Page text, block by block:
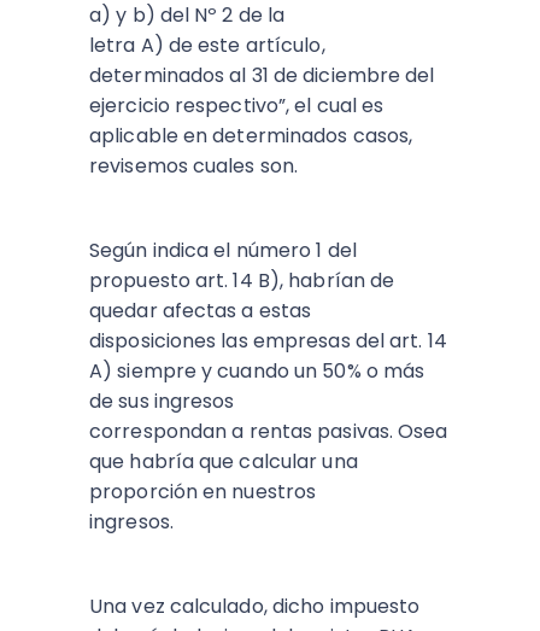
a) y b) del Nº 2 de la
letra A) de este artículo,
determinados al 31 de diciembre del
ejercicio respectivo”, el cual es
aplicable en determinados casos,
revisemos cuales son.
Según indica el número 1 del
propuesto art. 14 B), habrían de
quedar afectas a estas
disposiciones las empresas del art. 14
A) siempre y cuando un 50% o más
de sus ingresos
correspondan a rentas pasivas. Osea
que habría que calcular una
proporción en nuestros
ingresos.
Una vez calculado, dicho impuesto